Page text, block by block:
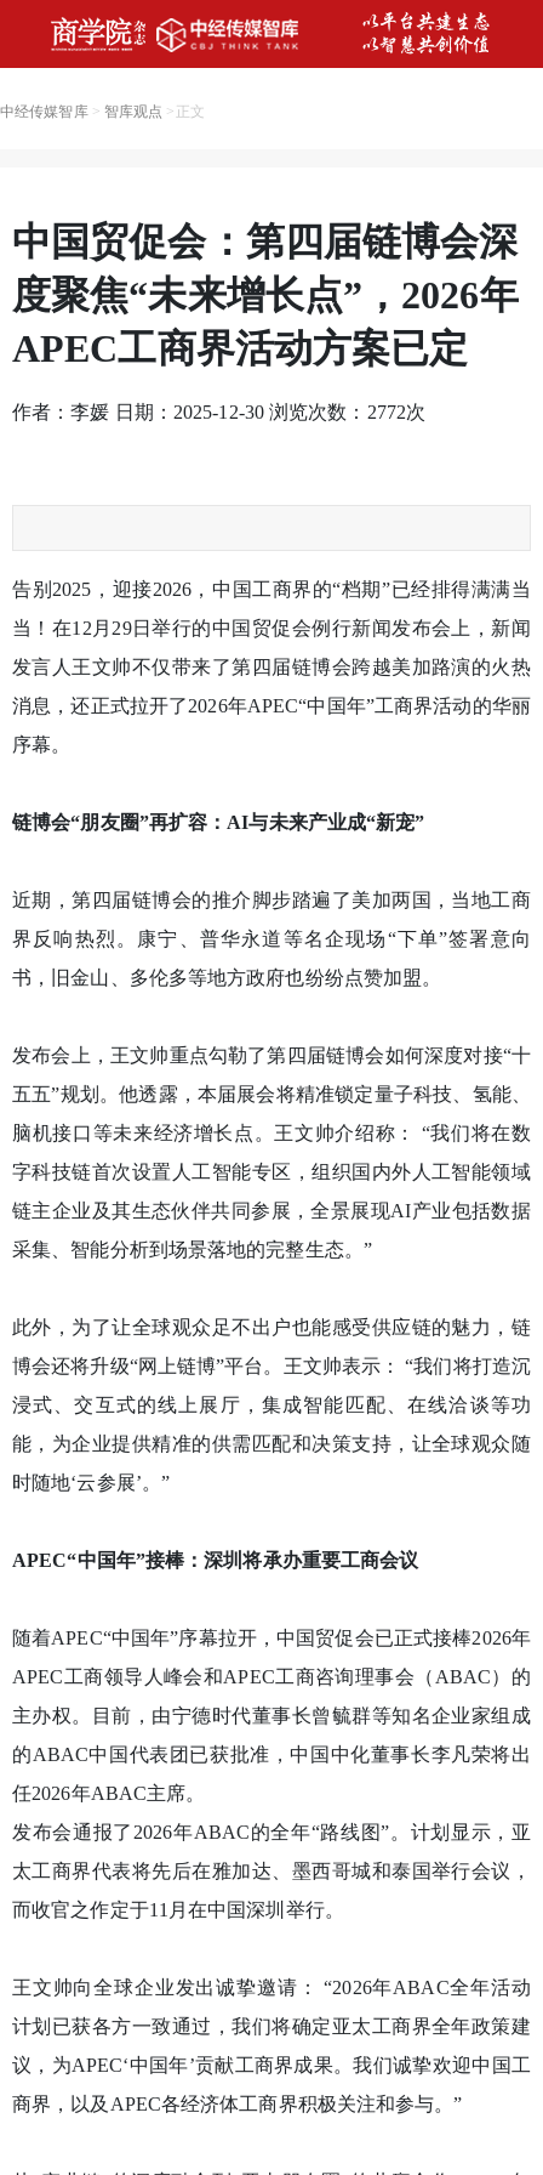
中经传媒智库> 智库观点 > 正文
中国贸促会：第四届链博会深
度聚焦“未来增长点”，2026年
APEC工商界活动方案已定
作者：李媛 日期：2025-12-30 浏览次数： 2772次
告别2025，迎接2026，中国工商界的“档期”已经排得满满当
当！在12月29日举行的中国贸促会例行新闻发布会上，新闻
发言人王文帅不仅带来了第四届链博会跨越美加路演的火热
消息，还正式拉开了2026年APEC“中国年”工商界活动的华丽
序幕。
链博会“朋友圈”再扩容：AI与未来产业成“新宠”
近期，第四届链博会的推介脚步踏遍了美加两国，当地工商
界反响热烈。康宁、普华永道等名企现场“下单”签署意向
书，旧金山、多伦多等地方政府也纷纷点赞加盟。
发布会上，王文帅重点勾勒了第四届链博会如何深度对接“十
五五”规划。他透露，本届展会将精准锁定量子科技、氢能、
脑机接口等未来经济增长点。王文帅介绍称： “我们将在数
字科技链首次设置人工智能专区，组织国内外人工智能领域
链主企业及其生态伙伴共同参展，全景展现AI产业包括数据
采集、智能分析到场景落地的完整生态。”
此外，为了让全球观众足不出户也能感受供应链的魅力，链
博会还将升级“网上链博”平台。王文帅表示： “我们将打造沉
浸式、交互式的线上展厅，集成智能匹配、在线洽谈等功
能，为企业提供精准的供需匹配和决策支持，让全球观众随
时随地‘云参展’。”
APEC“中国年”接棒：深圳将承办重要工商会议
随着APEC“中国年”序幕拉开，中国贸促会已正式接棒2026年
APEC工商领导人峰会和APEC工商咨询理事会（ABAC）的
主办权。目前，由宁德时代董事长曾毓群等知名企业家组成
的ABAC中国代表团已获批准，中国中化董事长李凡荣将出
任2026年ABAC主席。
发布会通报了2026年ABAC的全年“路线图”。计划显示，亚
太工商界代表将先后在雅加达、墨西哥城和泰国举行会议，
而收官之作定于11月在中国深圳举行。
王文帅向全球企业发出诚挚邀请： “2026年ABAC全年活动
计划已获各方一致通过，我们将确定亚太工商界全年政策建
议，为APEC‘中国年’贡献工商界成果。我们诚挚欢迎中国工
商界，以及APEC各经济体工商界积极关注和参与。”